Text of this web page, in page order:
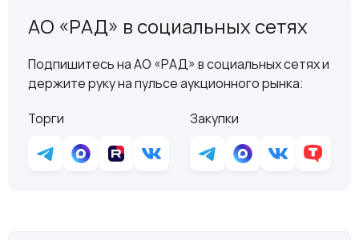
АО «РАД» в социальных сетях
Подпишитесь на АО «РАД» в социальных сетях и
держите руку на пульсе аукционного рынка:
Торги
Закупки